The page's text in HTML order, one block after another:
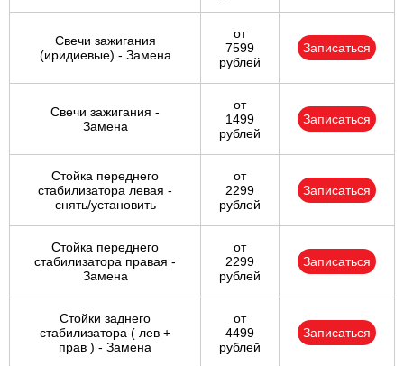
Свечи зажигания
(иридиевые) - Замена
от
7599
рублей
Записаться
Свечи зажигания -
Замена
от
1499
рублей
Записаться
Стойка переднего
стабилизатора левая -
снять/установить
от
2299
рублей
Записаться
Стойка переднего
стабилизатора правая -
Замена
от
2299
рублей
Записаться
Стойки заднего
стабилизатора ( лев +
прав ) - Замена
от
4499
рублей
Записаться